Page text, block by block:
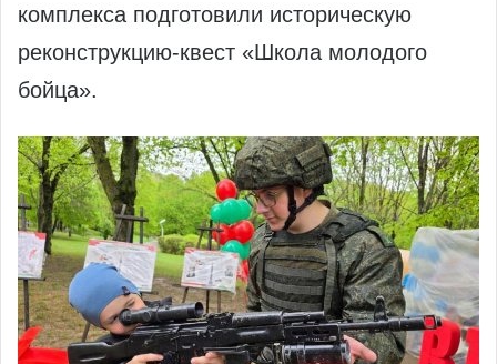
комплекса подготовили историческую
реконструкцию‑квест «Школа молодого
бойца».